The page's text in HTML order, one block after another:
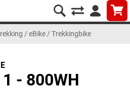
/ eBike / Trekkingbike
1 - 800WH